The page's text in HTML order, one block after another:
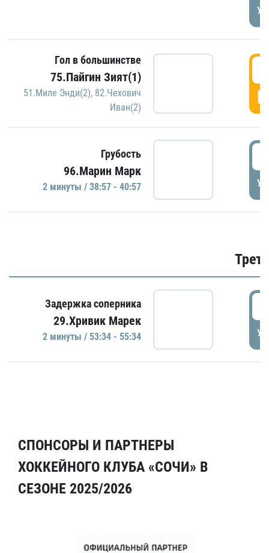
Гол в большинстве
75.Пайгин Зият(1)
51.Миле Энди(2), 82.Чехович
Иван(2)
Грубость
96.Марин Марк
2 минуты / 38:57 - 40:57
Задержка соперника
29.Хривик Марек
2 минуты / 53:34 - 55:34
СПОНСОРЫ И ПАРТНЕРЫ
ХОККЕЙНОГО КЛУБА «СОЧИ» В
СЕЗОНЕ 2025/2026